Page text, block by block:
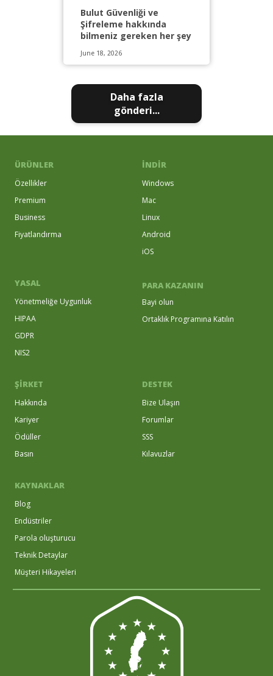
Bulut Güvenliği ve
Şifreleme hakkında
bilmeniz gereken her şey
June 18, 2026
Daha fazla
gönderi...
ÜRÜNLER
Özellikler
Premium
Business
Fiyatlandırma
İNDIR
Windows
Mac
Linux
Android
iOS
YASAL
Yönetmeliğe Uygunluk
HIPAA
GDPR
NIS2
PARA KAZANIN
Bayi olun
Ortaklık Programına Katılın
ŞİRKET
Hakkında
Kariyer
Ödüller
Basın
DESTEK
Bize Ulaşın
Forumlar
SSS
Kılavuzlar
KAYNAKLAR
Blog
Endüstriler
Parola oluşturucu
Teknik Detaylar
Müşteri Hikayeleri